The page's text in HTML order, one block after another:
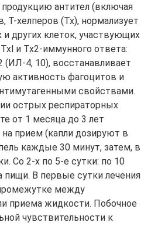
антител (включая
хелперов (Тх), нормализует
других клеток, участвующих
и Тх2-иммунного ответа:
4, 10), восстанавливает
активность фагоцитов и
свойствами.
острых респираторных
от 1 месяца до 3 лет
прием (капли дозируют в
каждые 30 минут, затем, в
Со 2-х по 5-е сутки: по 10
пищи. В первые сутки лечения
между
приема жидкости. Побочное
чувствительности к